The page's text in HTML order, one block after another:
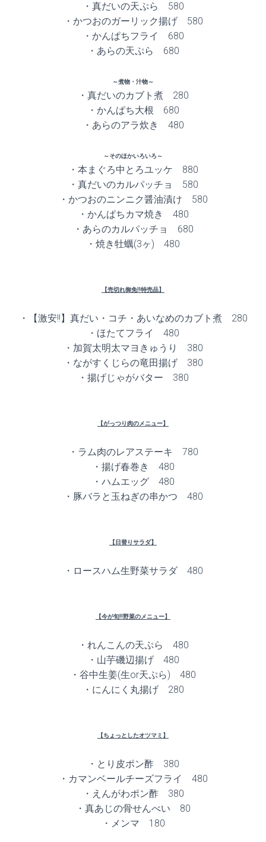
・真だいの天ぷら 580
・かつおのガーリック揚げ 580
・かんぱちフライ 680
・あらの天ぷら 680
～煮物・汁物～
・真だいのカブト煮 280
・かんぱち大根 680
・あらのアラ炊き 480
～そのほかいろいろ～
・本まぐろ中とろユッケ 880
・真だいのカルパッチョ 580
・かつおのニンニク醤油漬け 580
・かんぱちカマ焼き 480
・あらのカルパッチョ 680
・焼き牡蠣(3ヶ) 480
【売切れ御免!!特売品】
・【激安!!】真だい・コチ・あいなめのカブト煮 280
・ほたてフライ 480
・加賀太明太マヨきゅうり 380
・ながすくじらの竜田揚げ 380
・揚げじゃがバター 380
【がっつり肉のメニュー】
・ラム肉のレアステーキ 780
・揚げ春巻き 480
・ハムエッグ 480
・豚バラと玉ねぎの串かつ 480
【日替りサラダ】
・ロースハム生野菜サラダ 480
【今が旬!!野菜のメニュー】
・れんこんの天ぷら 480
・山芋磯辺揚げ 480
・谷中生姜(生or天ぷら) 480
・にんにく丸揚げ 280
【ちょっとしたオツマミ】
・とり皮ポン酢 380
・カマンベールチーズフライ 480
・えんがわポン酢 380
・真あじの骨せんべい 80
・メンマ 180